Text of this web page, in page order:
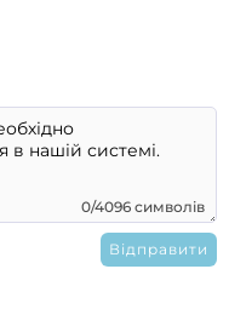
0/4096 символів